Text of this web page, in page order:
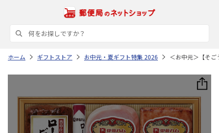
ホーム ギフトストア お中元・夏ギフト特集 2026 ＜お中元＞【そ